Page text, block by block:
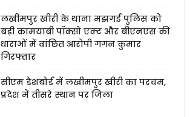
लखीमपुर खीरी के थाना मझगई पुलिस को
बड़ी कामयाबी पॉक्सो एक्ट और बीएनएस की
धाराओं में वांछित आरोपी गगन कुमार
गिरफ्तार
सीएम डैशबोर्ड में लखीमपुर खीरी का परचम,
प्रदेश में तीसरे स्थान पर जिला